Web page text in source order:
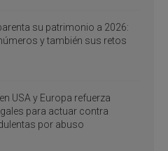
su patrimonio a 2026:
y también sus retos
USA y Europa refuerza
para actuar contra
por abuso